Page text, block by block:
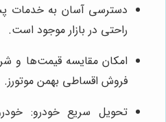
دسترسی آسان به خدمات
راحتی در بازار موجود است.
امکان مقایسه قیمت‌ها و
فروش اقساطی بهمن موتورز.
تحویل سریع خودرو: